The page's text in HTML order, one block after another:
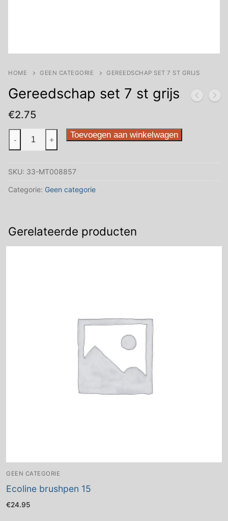
HOME GEEN CATEGORIE GEREEDSCHAP SET 7 ST GRIJS
Gereedschap set 7 st grijs
€2.75
Gereedschap
set
st
grijs
- + Toevoegen aan winkelwagen
SKU: 33-MT008857
Categorie: Geen categorie
Gerelateerde producten
GEEN CATEGORIE
Ecoline brushpen 15
€24.95